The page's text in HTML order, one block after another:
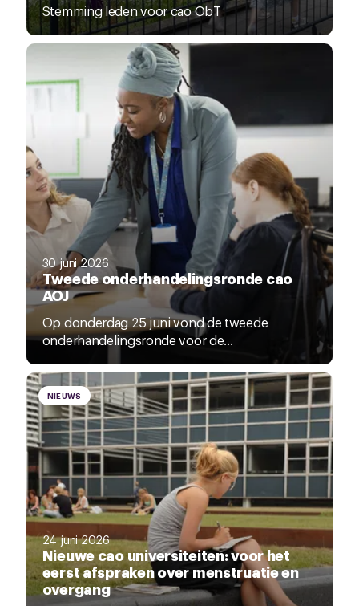
Stemming leden voor cao ObT
30 juni 2026
Tweede onderhandelingsronde cao
AOJ
Op donderdag 25 juni vond de tweede
onderhandelingsronde voor de...
NIEUWS
24 juni 2026
Nieuwe cao universiteiten: voor het
eerst afspraken over menstruatie en
overgang